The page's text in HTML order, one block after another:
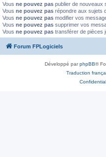
Vous ne pouvez pas publier de nouveaux
Vous ne pouvez pas répondre aux sujets
Vous ne pouvez pas modifier vos
Vous ne pouvez pas supprimer vos
Vous ne pouvez pas transférer de pièces
Forum FPLogiciels
Développé parphpBB®
Traduction